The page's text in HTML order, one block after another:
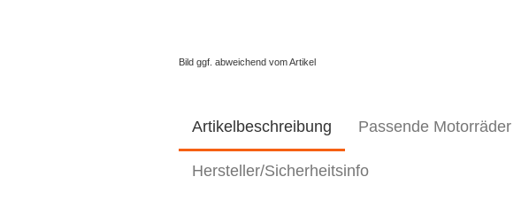
Bild ggf. abweichend vom Artikel
Artikelbeschreibung Passende Motorräder
Hersteller/Sicherheitsinfo